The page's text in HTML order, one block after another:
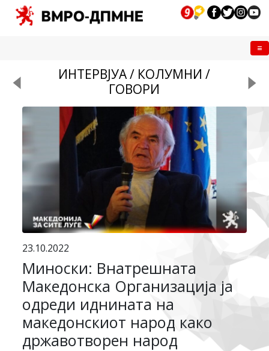
ИНТЕРВЈУА / КОЛУМНИ /
ГОВОРИ
23.10.2022
Миноски: Внатрешната
Македонска Организација ја
одреди иднината на
македонскиот народ како
државотворен народ